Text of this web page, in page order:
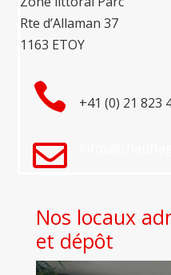
Rte d’Allaman 37
1163 ETOY
 +41 (0) 21 823

Nos locaux
et dépôt